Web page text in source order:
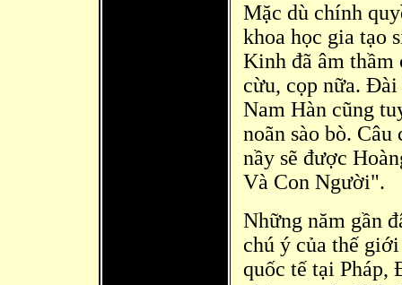
Mặc dù chính
khoa học gia tạo
Kinh đã âm thầm
cừu, cọp nữa.
Nam Hàn cũng
noãn sào bò.
nầy sẽ được
Và Con Người".
Những năm gần
chú ý của thế
quốc tế tại